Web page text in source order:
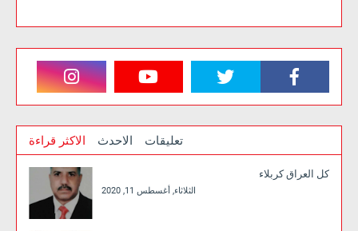
الاكثر قراءة الاحدث تعليقات
كل العراق كربلاء
الثلاثاء, أغسطس 11, 2020